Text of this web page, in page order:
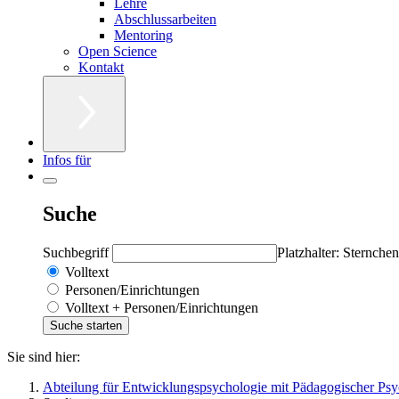
Abschlussarbeiten
Mentoring
Open Science
Kontakt
Infos für
Suche
Suchbegriff
Platzhalter:
Volltext
Personen/Einrichtungen
Volltext + Personen/Einrichtungen
Sie sind hier:
Abteilung für Entwicklungspsychologie mit Pädagogischer